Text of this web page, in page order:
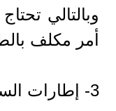
وبالتالي
أمر مكلف
3- إطارات السيارة